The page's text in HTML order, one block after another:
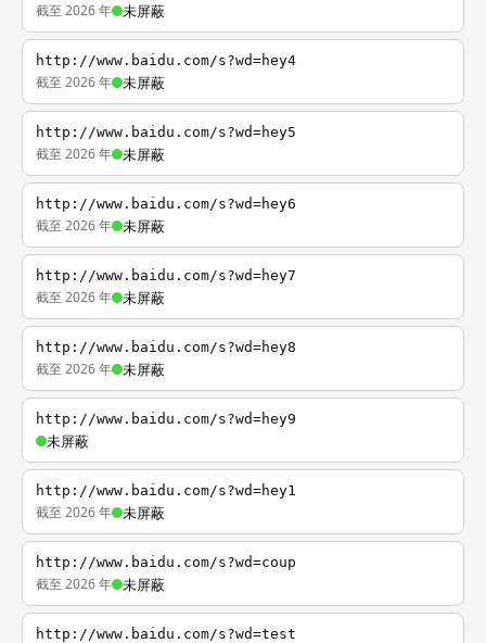
截至 2026 年 未屏蔽
http://www.baidu.com/s?wd=hey4
截至 2026 年 未屏蔽
http://www.baidu.com/s?wd=hey5
截至 2026 年 未屏蔽
http://www.baidu.com/s?wd=hey6
截至 2026 年 未屏蔽
http://www.baidu.com/s?wd=hey7
截至 2026 年 未屏蔽
http://www.baidu.com/s?wd=hey8
截至 2026 年 未屏蔽
http://www.baidu.com/s?wd=hey9
未屏蔽
http://www.baidu.com/s?wd=hey1
截至 2026 年 未屏蔽
http://www.baidu.com/s?wd=coup
截至 2026 年 未屏蔽
http://www.baidu.com/s?wd=test